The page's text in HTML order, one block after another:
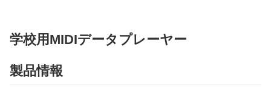
学校用MIDIデータプレーヤー
製品情報